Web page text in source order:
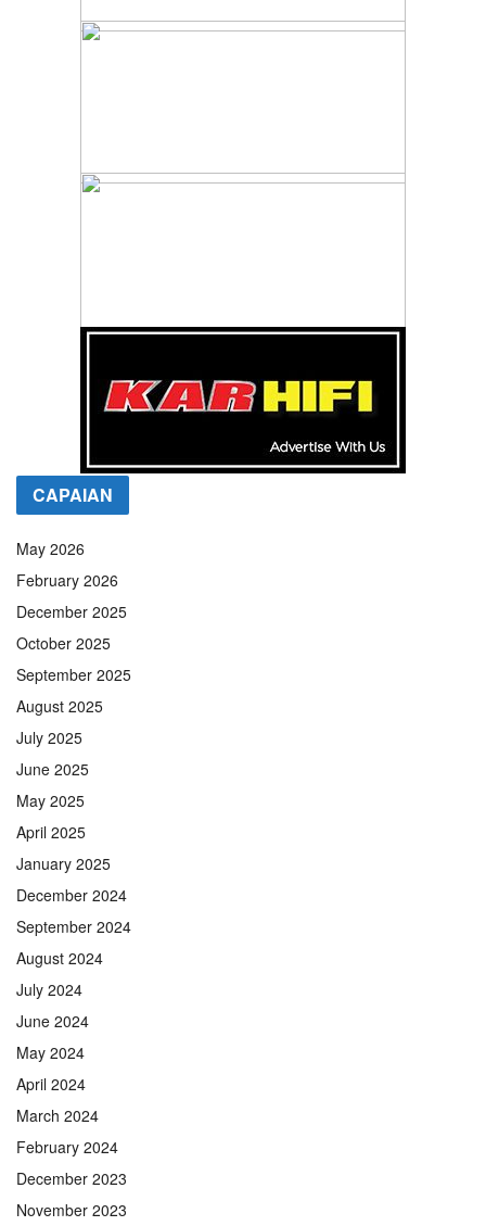
CAPAIAN
May 2026
February 2026
December 2025
October 2025
September 2025
August 2025
July 2025
June 2025
May 2025
April 2025
January 2025
December 2024
September 2024
August 2024
July 2024
June 2024
May 2024
April 2024
March 2024
February 2024
December 2023
November 2023